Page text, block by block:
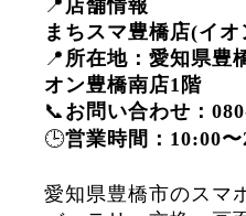
📍 店舗情報
まちスマ豊橋店(イ
📍 所在地：愛知県豊
オン豊橋南店1階
📞 お問い合わせ：
🕒営業時間：10:00〜
愛知県豊橋市のスマ